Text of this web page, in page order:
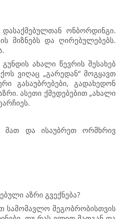
ონბორდინგი.
მიზნებს და ღირებულებებს.
ახალი წევრის შესახებ
ვიღაც „გარედან“ მოგყავთ
გასაუბრებები, გადახედონ
ასეთი ქმედებებით „ახალი
მათ და ისაუბრეთ ორმხრივ
აზრი გვექნება?
სამომავლო მეგობრობისთვის